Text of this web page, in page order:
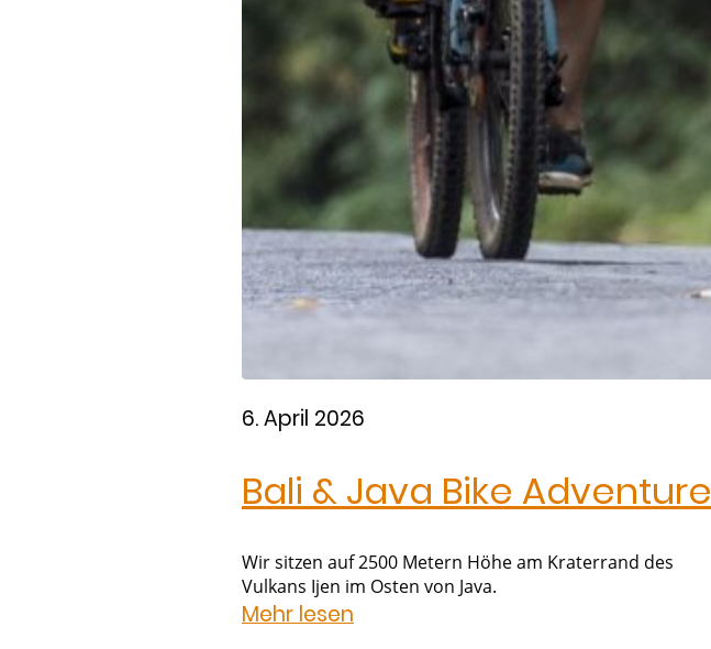
6. April 2026
Bali & Java Bike Adventure
Wir sitzen auf 2500 Metern Höhe am Kraterrand des
Vulkans Ijen im Osten von Java.
Mehr lesen